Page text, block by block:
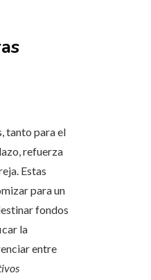
tanto para el
refuerza
Estas
para un
fondos
la
entre